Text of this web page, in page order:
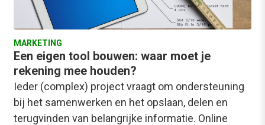
MARKETING
Een eigen tool bouwen: waar moet je
rekening mee houden?
Ieder (complex) project vraagt om ondersteuning
bij het samenwerken en het opslaan, delen en
terugvinden van belangrijke informatie. Online